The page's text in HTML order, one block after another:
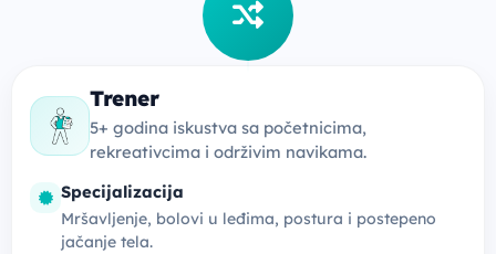
Trener
5+ godina iskustva sa početnicima,
rekreativcima i održivim navikama.
Specijalizacija
Mršavljenje, bolovi u leđima, postura i postepeno
jačanje tela.